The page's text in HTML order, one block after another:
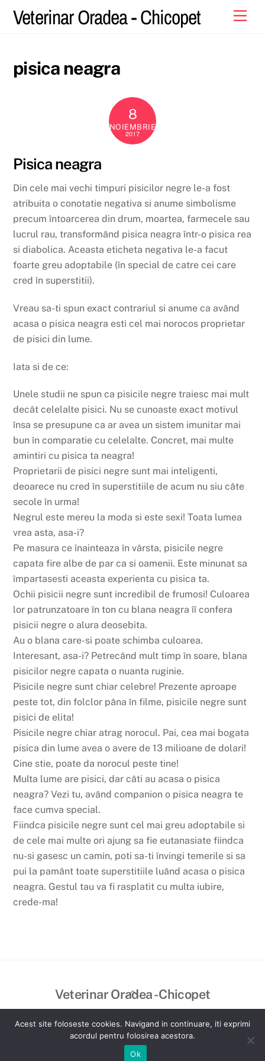
Veterinar Oradea - Chicopet
pisica neagra
8
NOIEMBRIE
2017
Pisica neagra
Din cele mai vechi timpuri pisicilor negre le-a fost
atribuita o conotatie negativa si anume simbolisme
precum întoarcerea din drum, moartea, farmecele sau
lucrul rau, transformând pisica neagra într-o pisica rea
si diabolica. Aceasta eticheta negativa le-a facut
foarte greu adoptabile (în special de catre cei care
cred în superstitii).
Vreau sa-ti spun exact contrariul si anume ca având
acasa o pisica neagra esti cel mai norocos proprietar
de pisici din lume.
Iata si de ce:
Unele studii ne spun ca pisicile negre traiesc mai mult
decât celelalte pisici. Nu se cunoaste exact motivul
însa se presupune ca ar avea un sistem imunitar mai
bun în comparatie cu celelalte. Concret, mai multe
amintiri cu pisica ta neagra!
Proprietarii de pisici negre sunt mai inteligenti,
deoarece nu cred în superstitiile de acum nu siu câte
secole în urma!
Negrul este mereu la moda si este sexi! Toata lumea
vrea asta, asa-i?
Pe masura ce înainteaza în vârsta, pisicile negre
capata fire albe de par ca si oamenii. Este minunat sa
împartasesti aceasta experienta cu pisica ta.
Ochii pisicii negre sunt incredibil de frumosi! Culoarea
lor patrunzatoare în ton cu blana neagra îî confera
pisicii negre o alura deosebita.
Au o blana care-si poate schimba culoarea.
Interesant, asa-i? Petrecând mult timp în soare, blana
pisicilor negre capata o nuanta ruginie.
Pisicile negre sunt chiar celebre! Prezente aproape
peste tot, din folclor pâna în filme, pisicile negre sunt
pisici de elita!
Pisicile negre chiar atrag norocul. Pai, cea mai bogata
pisica din lume avea o avere de 13 milioane de dolari!
Cine stie, poate da norocul peste tine!
Multa lume are pisici, dar câti au acasa o pisica
neagra? Vezi tu, având companion o pisica neagra te
face cumva special.
Fiindca pisicile negre sunt cel mai greu adoptabile si
de cele mai multe ori ajung sa fie eutanasiate fiindca
nu-si gasesc un camin, poti sa-ti învingi temerile si sa
pui la pamânt toate superstitiile luând acasa o pisica
neagra. Gestul tau va fi rasplatit cu multa iubire,
crede-ma!
Back
Top
Veterinar Oradea - Chicopet
Created by VisualBrand
Acest site foloseste cookies. Navigand in continuare, iti exprimi
acordul pentru folosirea acestora.
Ok